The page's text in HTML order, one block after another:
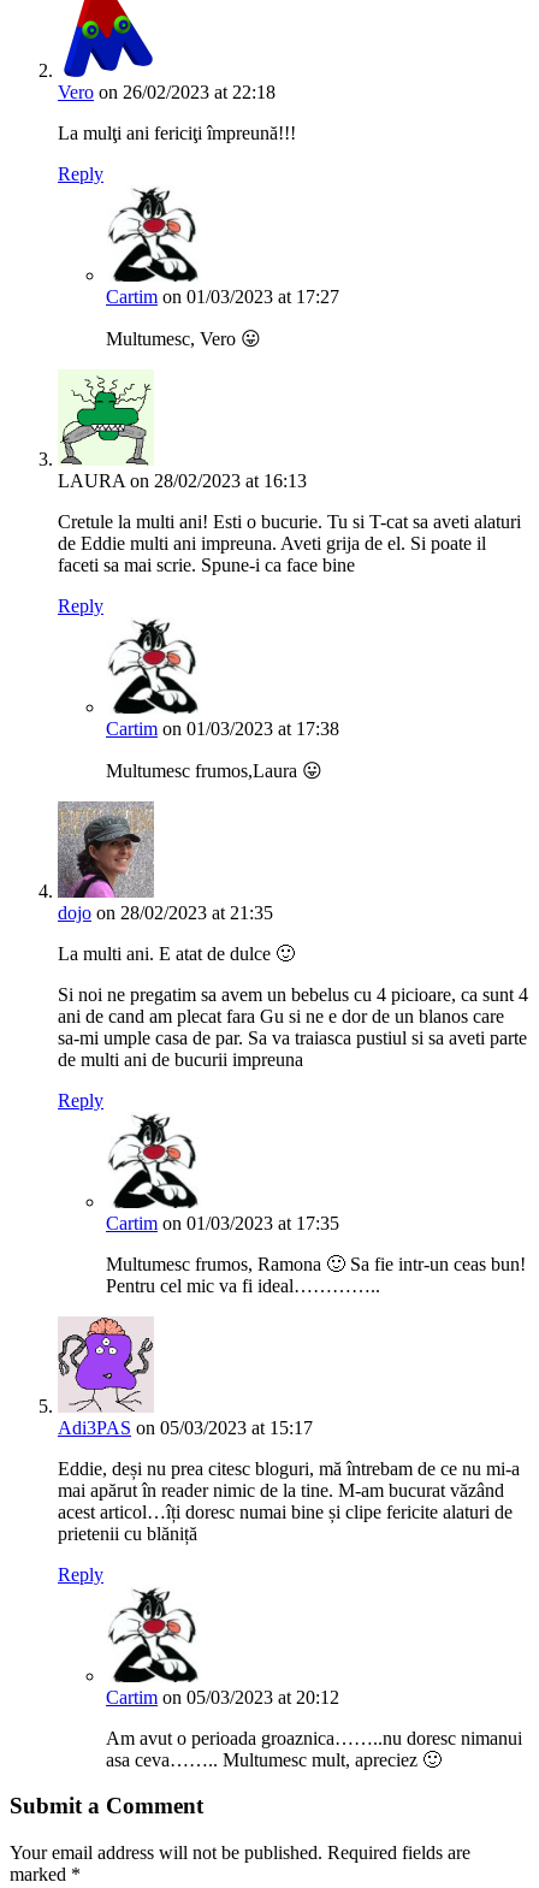
Vero on 26/02/2023 at 22:18
La mulţi ani fericiţi împreună!!!
Reply
Cartim on 01/03/2023 at 17:27
Multumesc, Vero 😛
LAURA on 28/02/2023 at 16:13
Cretule la multi ani! Esti o bucurie. Tu si T-cat sa aveti alaturi
de Eddie multi ani impreuna. Aveti grija de el. Si poate il
faceti sa mai scrie. Spune-i ca face bine
Reply
Cartim on 01/03/2023 at 17:38
Multumesc frumos,Laura 😛
dojo on 28/02/2023 at 21:35
La multi ani. E atat de dulce 🙂
Si noi ne pregatim sa avem un bebelus cu 4 picioare, ca sunt 4
ani de cand am plecat fara Gu si ne e dor de un blanos care
sa-mi umple casa de par. Sa va traiasca pustiul si sa aveti parte
de multi ani de bucurii impreuna
Reply
Cartim on 01/03/2023 at 17:35
Multumesc frumos, Ramona 🙂 Sa fie intr-un ceas bun!
Pentru cel mic va fi ideal…………..
Adi3PAS on 05/03/2023 at 15:17
Eddie, deși nu prea citesc bloguri, mă întrebam de ce nu mi-a
mai apărut în reader nimic de la tine. M-am bucurat văzând
acest articol…îți doresc numai bine și clipe fericite alaturi de
prietenii cu blăniță
Reply
Cartim on 05/03/2023 at 20:12
Am avut o perioada groaznica……..nu doresc nimanui
asa ceva…….. Multumesc mult, apreciez 🙂
Submit a Comment
Your email address will not be published. Required fields are
marked *